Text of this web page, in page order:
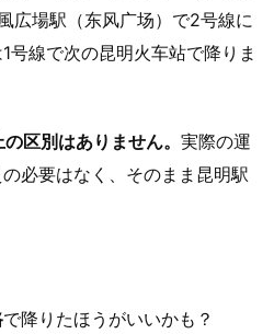
広場駅（东风广场）で2号線に
号線で次の昆明火车站で降りま
区別はありません。 実際の運
必要はなく、そのまま昆明駅
で降りたほうがいいかも？